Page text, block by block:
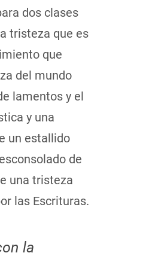
dos clases
tristeza que es
que
del mundo
lamentos y el
y una
un estallido
de
una tristeza
las Escrituras.
la